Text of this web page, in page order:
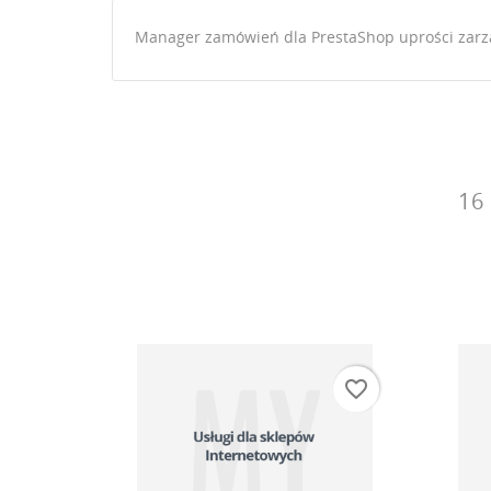
Manager zamówień dla PrestaShop uprości
16
favorite_border